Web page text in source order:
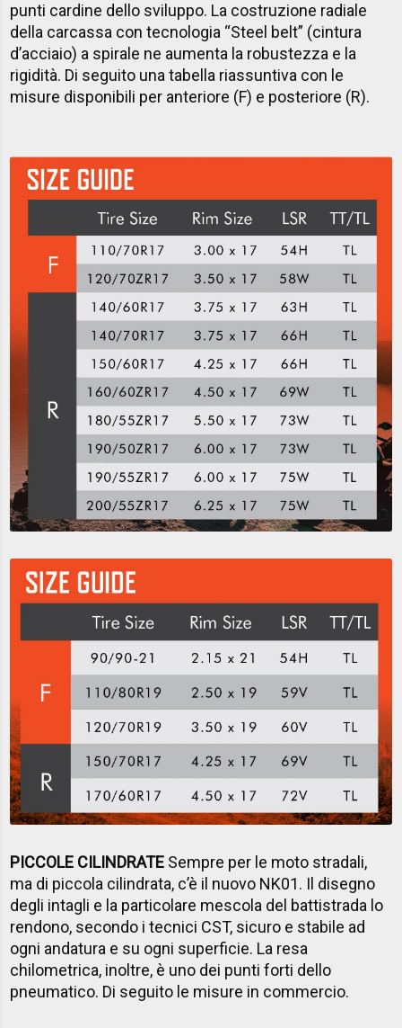
punti cardine dello sviluppo. La costruzione radiale
della carcassa con tecnologia “Steel belt” (cintura
d’acciaio) a spirale ne aumenta la robustezza e la
rigidità. Di seguito una tabella riassuntiva con le
misure disponibili per anteriore (F) e posteriore (R).
PICCOLE CILINDRATE Sempre per le moto stradali,
ma di piccola cilindrata, c’è il nuovo NK01. Il disegno
degli intagli e la particolare mescola del battistrada lo
rendono, secondo i tecnici CST, sicuro e stabile ad
ogni andatura e su ogni superficie. La resa
chilometrica, inoltre, è uno dei punti forti dello
pneumatico. Di seguito le misure in commercio.